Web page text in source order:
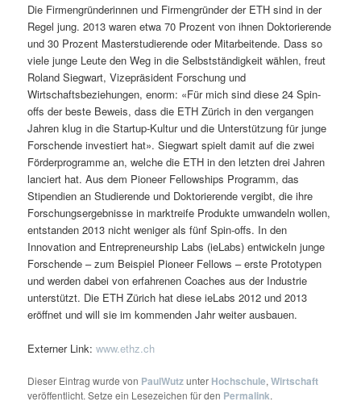
Die Firmengründerinnen und Firmengründer der ETH sind in der
Regel jung. 2013 waren etwa 70 Prozent von ihnen Doktorierende
und 30 Prozent Masterstudierende oder Mitarbeitende. Dass so
viele junge Leute den Weg in die Selbstständigkeit wählen, freut
Roland Siegwart, Vizepräsident Forschung und
Wirtschaftsbeziehungen, enorm: «Für mich sind diese 24 Spin-
offs der beste Beweis, dass die ETH Zürich in den vergangen
Jahren klug in die Startup-Kultur und die Unterstützung für junge
Forschende investiert hat». Siegwart spielt damit auf die zwei
Förderprogramme an, welche die ETH in den letzten drei Jahren
lanciert hat. Aus dem Pioneer Fellowships Programm, das
Stipendien an Studierende und Doktorierende vergibt, die ihre
Forschungsergebnisse in marktreife Produkte umwandeln wollen,
entstanden 2013 nicht weniger als fünf Spin-offs. In den
Innovation and Entrepreneurship Labs (ieLabs) entwickeln junge
Forschende – zum Beispiel Pioneer Fellows – erste Prototypen
und werden dabei von erfahrenen Coaches aus der Industrie
unterstützt. Die ETH Zürich hat diese ieLabs 2012 und 2013
eröffnet und will sie im kommenden Jahr weiter ausbauen.
Externer Link:www.ethz.ch
Dieser Eintrag wurde von PaulWutzunter Hochschule,Wirtschaft
veröffentlicht. Setze ein Lesezeichen für den Permalink.